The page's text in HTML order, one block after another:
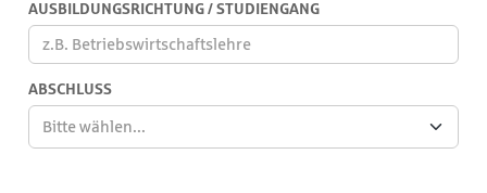
AUSBILDUNGSRICHTUNG / STUDIENGANG
ABSCHLUSS
Bitte wählen...